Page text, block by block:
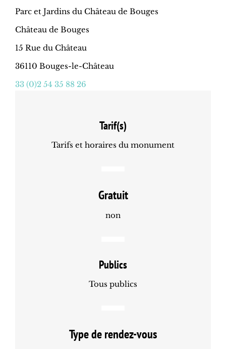
Parc et Jardins du Château de Bouges
Château de Bouges
15 Rue du Château
36110 Bouges-le-Château
33 (0)2 54 35 88 26
Tarif(s)
Tarifs et horaires du monument
Gratuit
non
Publics
Tous publics
Type de rendez-vous